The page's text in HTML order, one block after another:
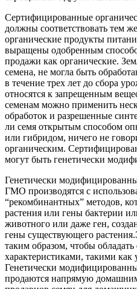
Сертифицированные
должны соответствовать тем
органические продукты
выращены одобренным
продажи как органические.
семена, не могла быть
в течение трех лет до сбора
относятся к запрещенным
семенам можно применить
обработок и разрешенные
ли семя открытым способом
или гибридом, ничего не
органическим.
могут быть генетически
Генетически
ГМО производятся с
“рекомбинантных” методов,
растения или гены бактерии
животного или даже ген,
гены существующего
таким образом, чтобы
характеристиками, такими как
Генетически
продаются напрямую